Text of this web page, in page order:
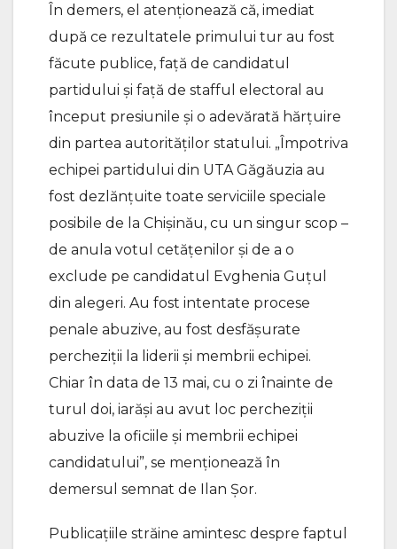
În demers, el atenționează că, imediat
după ce rezultatele primului tur au fost
făcute publice, față de candidatul
partidului și față de stafful electoral au
început presiunile și o adevărată hărțuire
din partea autorităților statului. „Împotriva
echipei partidului din UTA Găgăuzia au
fost dezlănțuite toate serviciile speciale
posibile de la Chișinău, cu un singur scop –
de anula votul cetățenilor și de a o
exclude pe candidatul Evghenia Guțul
din alegeri. Au fost intentate procese
penale abuzive, au fost desfășurate
percheziții la liderii și membrii echipei.
Chiar în data de 13 mai, cu o zi înainte de
turul doi, iarăși au avut loc percheziții
abuzive la oficiile și membrii echipei
candidatului”, se menționează în
demersul semnat de Ilan Șor.
Publicațiile străine amintesc despre faptul